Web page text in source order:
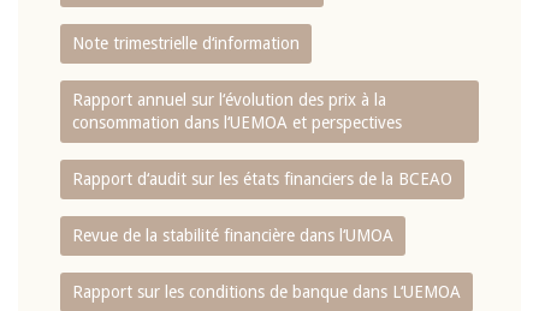
Note trimestrielle d‘information
Rapport annuel sur l‘évolution des prix à la
consommation dans l‘UEMOA et perspectives
Rapport d‘audit sur les états financiers de la BCEAO
Revue de la stabilité financière dans l‘UMOA
Rapport sur les conditions de banque dans L‘UEMOA